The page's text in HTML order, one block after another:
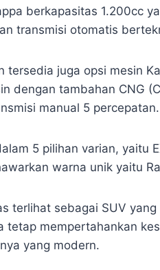
berkapasitas 1.200cc
transmisi otomatis
tersedia juga opsi mesin
dengan tambahan CNG
manual 5 percepatan.
5 pilihan varian, yaitu
warna unik yaitu
terlihat sebagai SUV
tetap mempertahankan
yang modern.